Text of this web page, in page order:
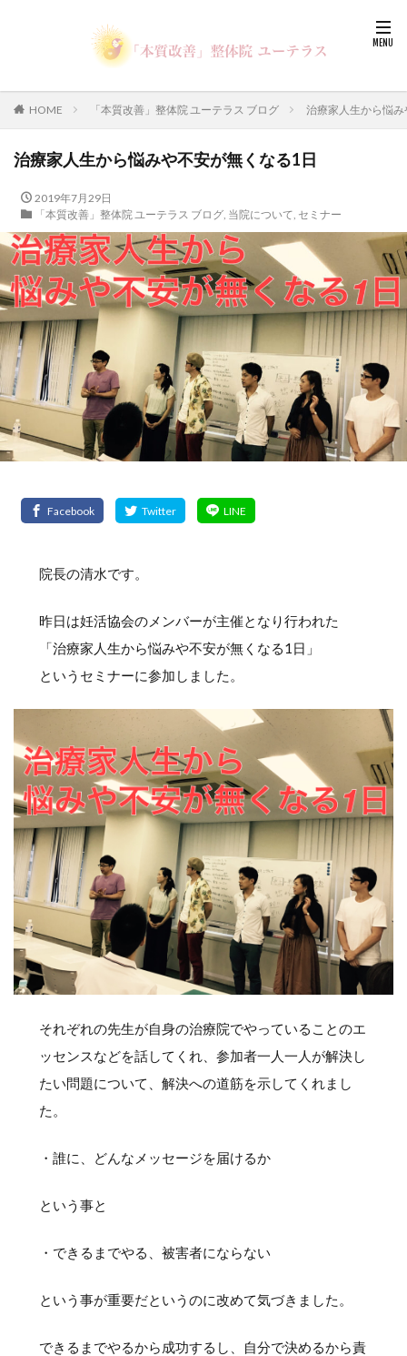
HOME 「本質改善」整体院 ユーテラス ブログ 治療家人生から悩
治療家人生から悩みや不安が無くなる1日
2019年7月29日
「本質改善」整体院 ユーテラス ブログ, 当院について, セミナー
院長の清水です。
昨日は妊活協会のメンバーが主催となり行われた
「治療家人生から悩みや不安が無くなる1日」
というセミナーに参加しました。
それぞれの先生が自身の治療院でやっていることのエ
ッセンスなどを話してくれ、参加者一人一人が解決し
たい問題について、解決への道筋を示してくれまし
た。
・誰に、どんなメッセージを届けるか
という事と
・できるまでやる、被害者にならない
という事が重要だというのに改めて気づきました。
できるまでやるから成功するし、自分で決めるから責